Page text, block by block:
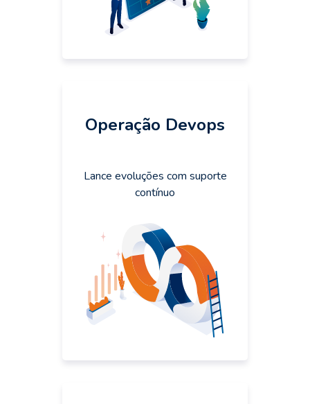
Operação Devops
Lance evoluções com suporte
contínuo